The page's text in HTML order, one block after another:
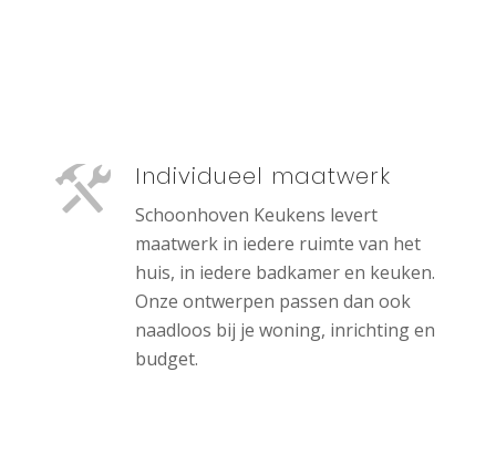
Individueel maatwerk
Schoonhoven Keukens levert
maatwerk in iedere ruimte van het
huis, in iedere badkamer en keuken.
Onze ontwerpen passen dan ook
naadloos bij je woning, inrichting en
budget.